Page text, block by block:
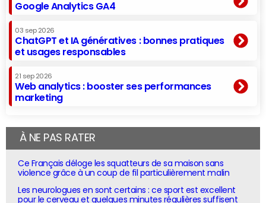
Google Analytics GA4
03 sep 2026
ChatGPT et IA génératives : bonnes pratiques
et usages responsables
21 sep 2026
Web analytics : booster ses performances
marketing
À NE PAS RATER
Ce Français déloge les squatteurs de sa maison sans
violence grâce à un coup de fil particulièrement malin
Les neurologues en sont certains : ce sport est excellent
pour le cerveau et quelques minutes régulières suffisent